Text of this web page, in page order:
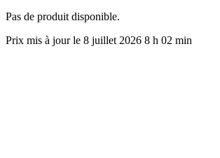
Pas de produit disponible.
8 juillet 2026 8 h 02 min